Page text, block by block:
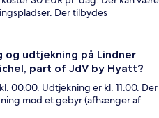
Der tilbydes
og udtjekning på Lindner
part of JdV by Hyatt?
00.00. Udtjekning er kl. 11.00. Der
mod et gebyr (afhænger af